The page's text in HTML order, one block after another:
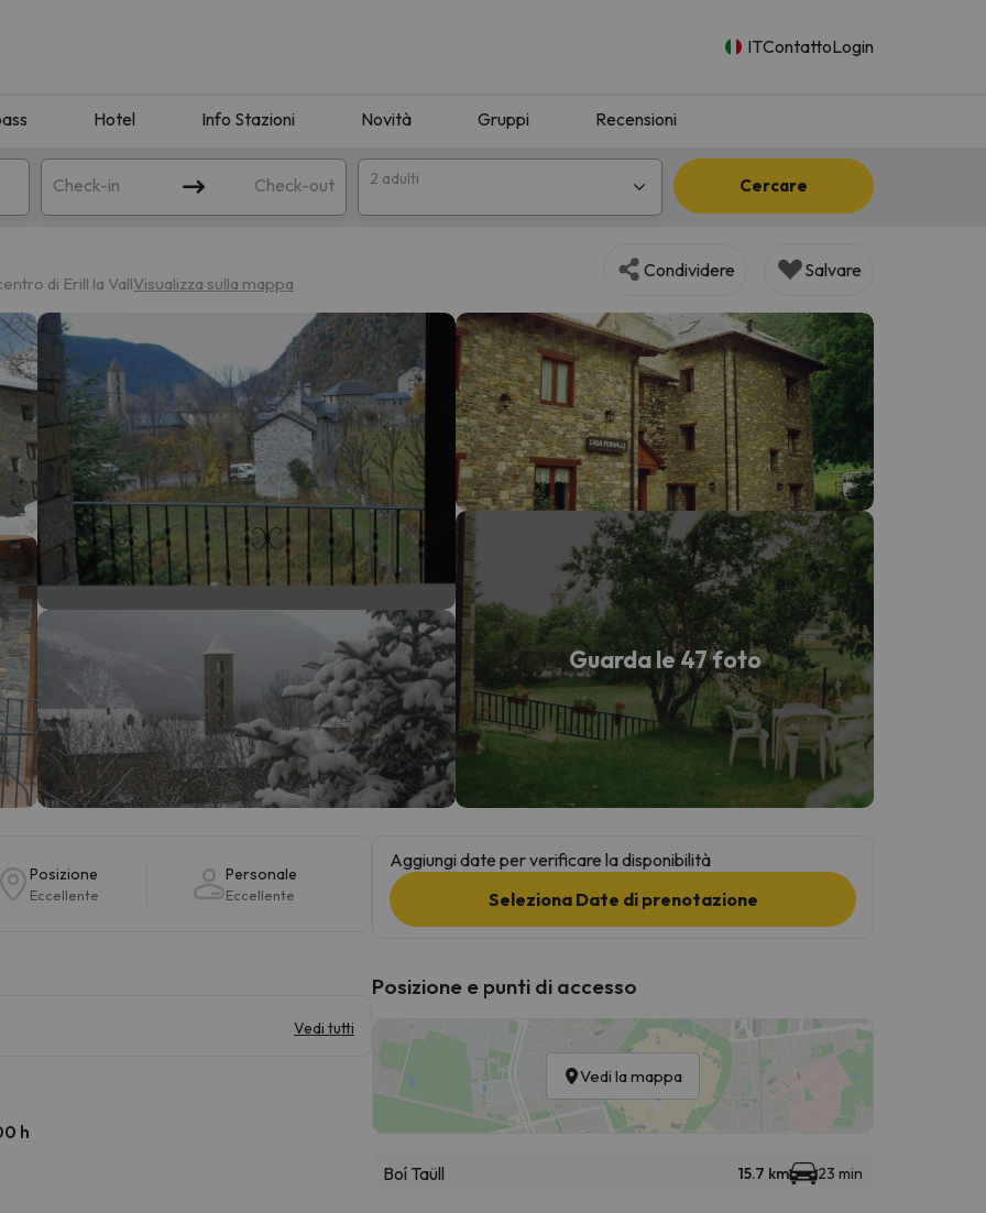
ITContattoLogin
Hotel Info Stazioni Novità Gruppi Recensioni
Check-in Check-out 2 adulti Cercare
alla sua ricerca. Provare a modificare la destinazione.
Non appena troverà la bussola, tornerà.
di Erill la VallVisualizza sulla mappa
Condividere Salvare
Guarda le 47 foto
Posizione
Eccellente
Personale
Eccellente
Vedi tutti
h
Aggiungi date per verificare la disponibilità
Seleziona Date di prenotazione
Posizione e punti di accesso
Vedi la mappa
Boí Taüll 15.7 km 23 min